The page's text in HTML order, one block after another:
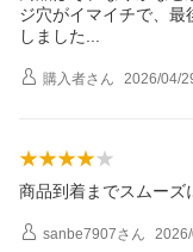
ジ穴がイマイチで、最
しました
購入者さん 2026/04/
商品到着までスムーズ
sanbe7907さん